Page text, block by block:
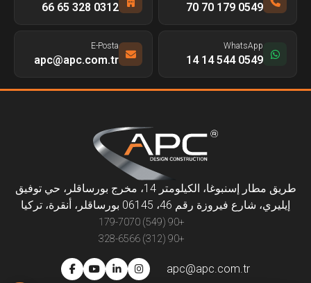
0549 179 70 70
0312 328 65 66
WhatsApp
0549 544 14 14
E-Posta
apc@apc.com.tr
طريق مطار إسنبوغا، الكيلومتر 14، مخرج بورساقلر، حي توفيق
إيليري، شارع فيروزة رقم 46، 06145 بورساقلر، أنقرة، تركيا
+90 (549) 179-7070
+90 (312) 328-6566
apc@apc.com.tr